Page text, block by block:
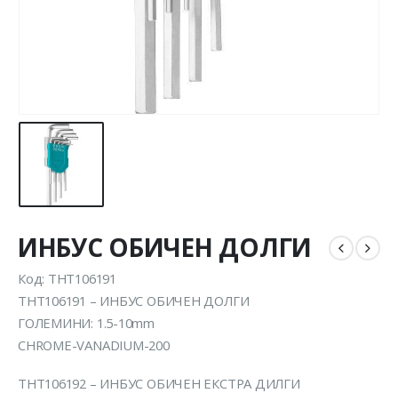
ИНБУС ОБИЧЕН ДОЛГИ
Код: THT106191
THT106191 – ИНБУС ОБИЧЕН ДОЛГИ
ГОЛЕМИНИ: 1.5-10mm
CHROME-VANADIUM-200
THT106192 – ИНБУС ОБИЧЕН ЕКСТРА ДИЛГИ